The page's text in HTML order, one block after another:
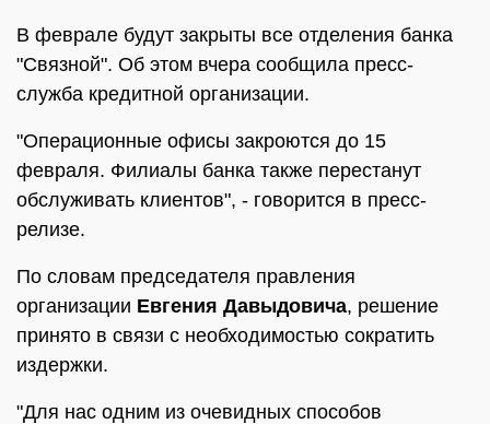
В феврале будут закрыты все отделения банка
"Связной". Об этом вчера сообщила пресс-
служба кредитной организации.
"Операционные офисы закроются до 15
февраля. Филиалы банка также перестанут
обслуживать клиентов", - говорится в пресс-
релизе.
По словам председателя правления
организации Евгения Давыдовича, решение
принято в связи с необходимостью сократить
издержки.
"Для нас одним из очевидных способов